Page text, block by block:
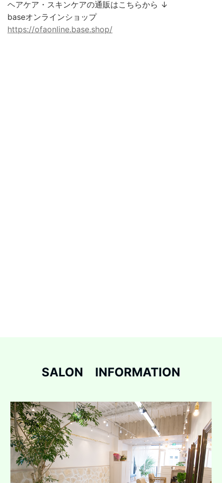
ヘアケア・スキンケアの通販はこちらから ↓
baseオンラインショップ
https://ofaonline.base.shop/
SALON INFORMATION